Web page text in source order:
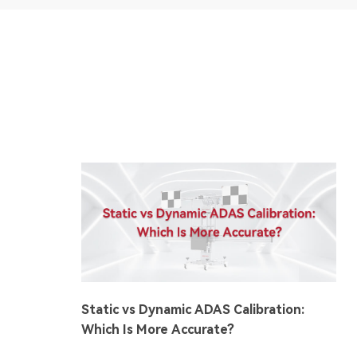
Static vs Dynamic ADAS Calibration:
Which Is More Accurate?